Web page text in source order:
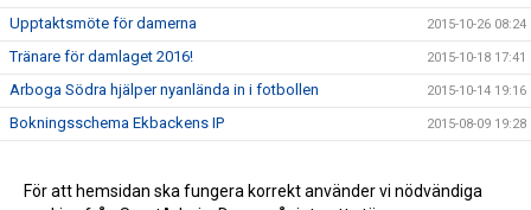
Upptaktsmöte för damerna 2015-10-26 08:24
Tränare för damlaget 2016! 2015-10-18 17:41
Arboga Södra hjälper nyanlända in i fotbollen 2015-10-14 19:16
Bokningsschema Ekbackens IP 2015-08-09 19:28
Arboga Södra sörjer! 2015-06-21 22:38
För att hemsidan ska fungera korrekt använder vi nödvändiga